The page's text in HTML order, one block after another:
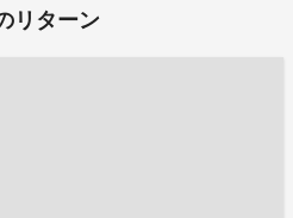
リターン